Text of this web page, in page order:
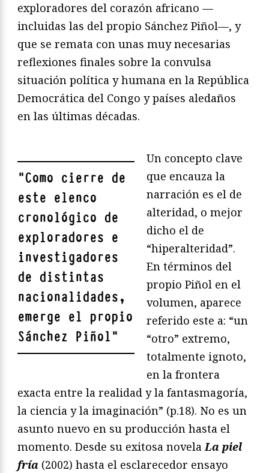
exploradores del corazón africano —
incluidas las del propio Sánchez Piñol—, y
que se remata con unas muy necesarias
reflexiones finales sobre la convulsa
situación política y humana en la República
Democrática del Congo y países aledaños
en las últimas décadas.
"Como cierre de
este elenco
cronológico de
exploradores e
investigadores
de distintas
nacionalidades,
emerge el propio
Sánchez Piñol"
Un concepto clave
que encauza la
narración es el de
alteridad, o mejor
dicho el de
“hiperalteridad”.
En términos del
propio Piñol en el
volumen, aparece
referido este a: “un
“otro” extremo,
totalmente ignoto,
en la frontera
exacta entre la realidad y la fantasmagoría,
la ciencia y la imaginación” (p.18). No es un
asunto nuevo en su producción hasta el
momento. Desde su exitosa novela La piel
fría (2002) hasta el esclarecedor ensayo